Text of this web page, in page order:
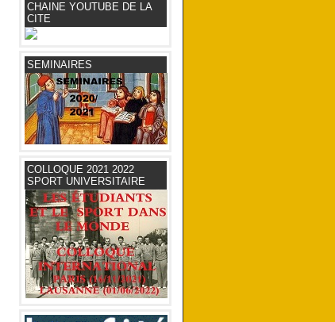
CHAINE YOUTUBE DE LA
CITE
SEMINAIRES
COLLOQUE 2021 2022
SPORT UNIVERSITAIRE